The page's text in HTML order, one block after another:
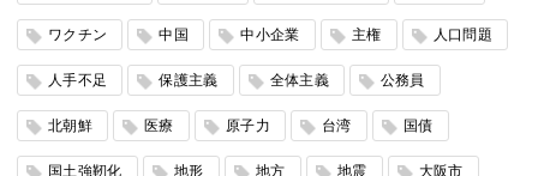
ワクチン 中国 中小企業 主権 人口問題
人手不足 保護主義 全体主義 公務員
北朝鮮 医療 原子力 台湾 国債
国土強靭化 地形 地方 地震 大阪市